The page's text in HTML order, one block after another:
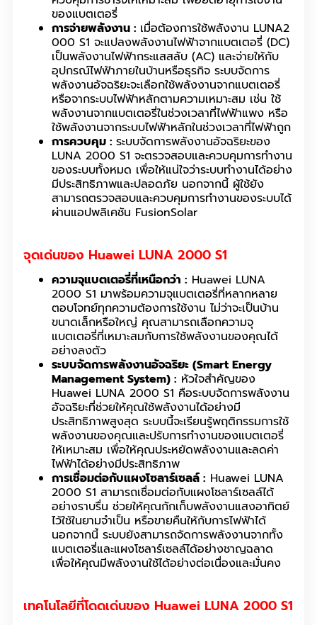
ของแบตเตอรี่
การจ่ายพลังงาน : เมื่อต้องการใช้พลังงาน LUNA2
000 S1 จะแปลงพลังงานไฟฟ้าจากแบตเตอรี่ (DC)
เป็นพลังงานไฟฟ้ากระแสสลับ (AC) และจ่ายให้กับ
อุปกรณ์ไฟฟ้าภายในบ้านหรือธุรกิจ ระบบจัดการ
พลังงานอัจฉริยะจะเลือกใช้พลังงานจากแบตเตอรี่
หรือจากระบบไฟฟ้าหลักตามความเหมาะสม เช่น ใช้
พลังงานจากแบตเตอรี่ในช่วงเวลาที่ไฟฟ้าแพง หรือ
ใช้พลังงานจากระบบไฟฟ้าหลักในช่วงเวลาที่ไฟฟ้าถูก
การควบคุม : ระบบจัดการพลังงานอัจฉริยะของ
LUNA 2000 S1 จะตรวจสอบและควบคุมการทำงาน
ของระบบทั้งหมด เพื่อให้แน่ใจว่าระบบทำงานได้อย่าง
มีประสิทธิภาพและปลอดภัย นอกจากนี้ ผู้ใช้ยัง
สามารถตรวจสอบและควบคุมการทำงานของระบบได้
ผ่านแอปพลิเคชัน FusionSolar
จุดเด่นของ Huawei LUNA 2000 S1
ความจุแบตเตอรี่ที่เหนือกว่า : Huawei LUNA
2000 S1 มาพร้อมความจุแบตเตอรี่ที่หลากหลาย
ตอบโจทย์ทุกความต้องการใช้งาน ไม่ว่าจะเป็นบ้าน
ขนาดเล็กหรือใหญ่ คุณสามารถเลือกความจุ
แบตเตอรี่ที่เหมาะสมกับการใช้พลังงานของคุณได้
อย่างลงตัว
ระบบจัดการพลังงานอัจฉริยะ (Smart Energy
Management System) : หัวใจสำคัญของ
Huawei LUNA 2000 S1 คือระบบจัดการพลังงาน
อัจฉริยะที่ช่วยให้คุณใช้พลังงานได้อย่างมี
ประสิทธิภาพสูงสุด ระบบนี้จะเรียนรู้พฤติกรรมการใช้
พลังงานของคุณและปรับการทำงานของแบตเตอรี่
ให้เหมาะสม เพื่อให้คุณประหยัดพลังงานและลดค่า
ไฟฟ้าได้อย่างมีประสิทธิภาพ
การเชื่อมต่อกับแผงโซลาร์เซลล์ : Huawei LUNA
2000 S1 สามารถเชื่อมต่อกับแผงโซลาร์เซลล์ได้
อย่างราบรื่น ช่วยให้คุณกักเก็บพลังงานแสงอาทิตย์
ไว้ใช้ในยามจำเป็น หรือขายคืนให้กับการไฟฟ้าได้
นอกจากนี้ ระบบยังสามารถจัดการพลังงานจากทั้ง
แบตเตอรี่และแผงโซลาร์เซลล์ได้อย่างชาญฉลาด
เพื่อให้คุณมีพลังงานใช้ได้อย่างต่อเนื่องและมั่นคง
เทคโนโลยีที่โดดเด่นของ Huawei LUNA 2000 S1